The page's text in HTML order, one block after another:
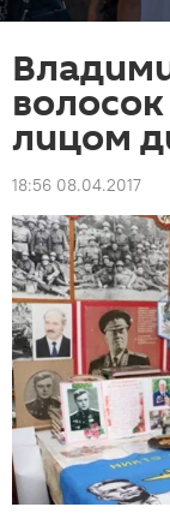
лицом
18:56 08.04.2017